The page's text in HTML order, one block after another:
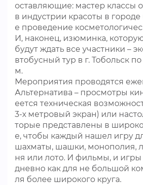
оставляющие: мастер классы
в индустрии красоты в
е проведение
И, наконец, изюминка,
будут ждать все участники –
втобусный тур в г. Тобольск
м.
Мероприятия проводятся
Альтернатива – просмотры
еется техническая
3-х метровый экран) или
торые представлены в
е, чтобы каждый нашел игру
шахматы, шашки, монополия,
ня или лото. И фильмы, и
дневно как для не большой
ля более широкого круга.